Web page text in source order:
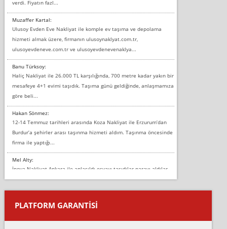
verdi. Fiyatın fazl...
Muzaffer Kartal:
Ulusoy Evden Eve Nakliyat ile komple ev taşıma ve depolama
hizmeti almak üzere, firmanın ulusoynaklyat.com.tr,
ulusoyevdeneve.com.tr ve ulusoyevdenevenaklya...
Banu Türksoy:
Haliç Nakliyat ile 26.000 TL karşılığında, 700 metre kadar yakın bir
mesafeye 4+1 evimi taşıdık. Taşıma günü geldiğinde, anlaşmamıza
göre beli...
Hakan Sönmez:
12-14 Temmuz tarihleri arasında Koza Nakliyat ile Erzurum’dan
Burdur’a şehirler arası taşınma hizmeti aldım. Taşınma öncesinde
firma ile yaptığı...
Mel Alty:
İnova Nakliyat Ankara ile anlaşıldı eşyayı taşıdılar parayı aldılar.
Salon duvarına bir baktım birisi boydan alüminyum renkli bantı
yapıştırm...
Murat:
PLATFORM GARANTİSİ